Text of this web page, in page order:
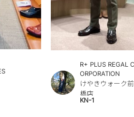
R+ PLUS REGAL C
ORPORATION
けやきウォーク前
橋店
KN-1